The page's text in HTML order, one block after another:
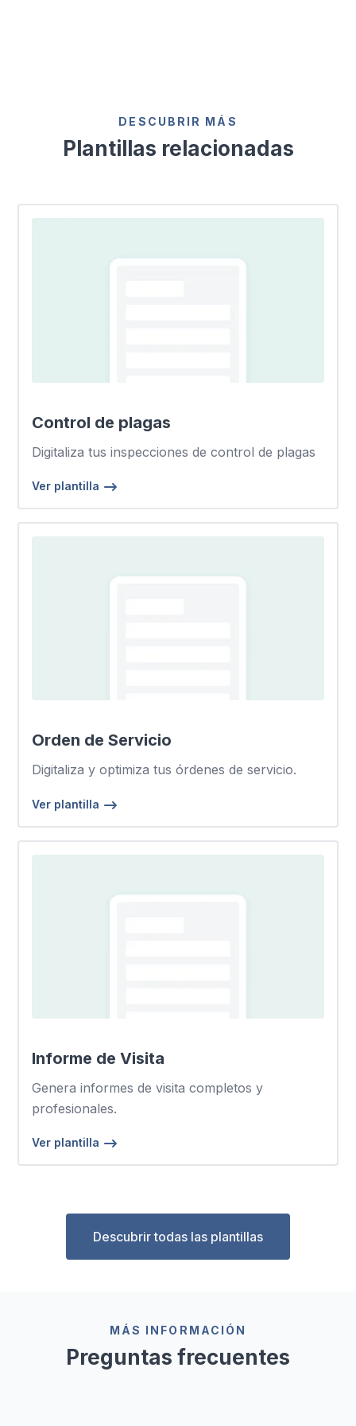
DESCUBRIR MÁS
Plantillas relacionadas
Control de plagas
Digitaliza tus inspecciones de control de plagas
Ver plantilla
Orden de Servicio
Digitaliza y optimiza tus órdenes de servicio.
Ver plantilla
Informe de Visita
Genera informes de visita completos y
profesionales.
Ver plantilla
Descubrir todas las plantillas
MÁS INFORMACIÓN
Preguntas frecuentes